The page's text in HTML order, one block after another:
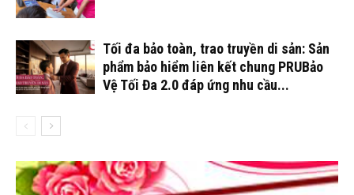
Tối đa bảo toàn, trao truyền di sản: Sản
phẩm bảo hiểm liên kết chung PRUBảo
Vệ Tối Đa 2.0 đáp ứng nhu cầu...